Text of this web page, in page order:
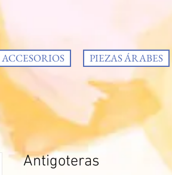
ACCESORIOS PIEZAS ÁRABES
Antigoteras